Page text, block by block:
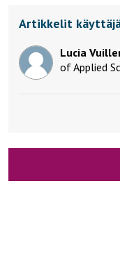
Artikkelit
Lucia
of Applied